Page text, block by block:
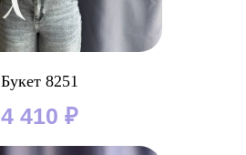
Букет 8251
4 410 ₽